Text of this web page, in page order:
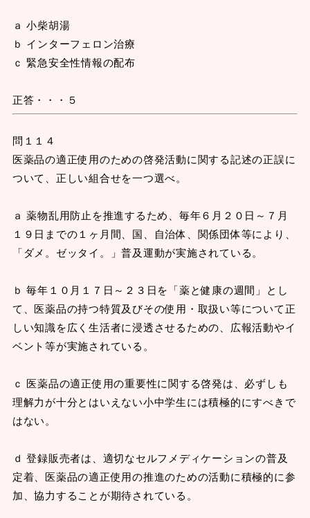
ａ 小柴胡湯
ｂ インターフェロン治療
ｃ 緊急安全性情報の配布
正答・・・５
問１１４
医薬品の適正使用のための啓発活動に関する記述の正誤に
ついて、正しい組合せを一つ選べ。
ａ 薬物乱用防止を推進するため、毎年６月２０日～７月
１９日までの１ヶ月間、国、自治体、関係団体等により、
「ダメ。ゼッタイ。」普及運動が実施されている。
ｂ 毎年１０月１７日～２３日を「薬と健康の週間」とし
て、医薬品の持つ特質及びその使用・取扱い等について正
しい知識を広く生活者に浸透させるための、広報活動やイ
ベント等が実施されている。
ｃ 医薬品の適正使用の重要性に関する啓発は、必ずしも
理解力が十分とはいえない小中学生には積極的にすべきで
はない。
ｄ 登録販売者は、適切なセルフメディケーションの普及
定着、医薬品の適正使用の推進のための活動に積極的に参
加、協力することが期待されている。